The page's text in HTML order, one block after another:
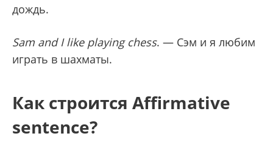
дождь.
Sam and I like playing chess. — Сэм и я любим
играть в шахматы.
Как строится Affirmative
sentence?